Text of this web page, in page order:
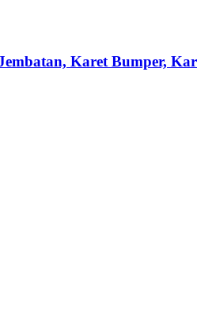
Karet Bumper,